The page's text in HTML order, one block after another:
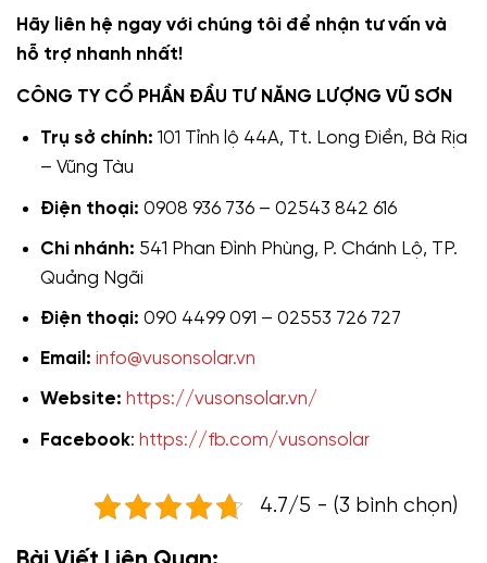
Hãy liên hệ ngay với chúng tôi để nhận tư vấn và
hỗ trợ nhanh nhất!
CÔNG TY CỔ PHẦN ĐẦU TƯ NĂNG LƯỢNG VŨ SƠN
Trụ sở chính: 101 Tỉnh lộ 44A, Tt. Long Điền, Bà Rịa
– Vũng Tàu
Điện thoại: 0908 936 736 – 02543 842 616
Chi nhánh: 541 Phan Đình Phùng, P. Chánh Lộ, TP.
Quảng Ngãi
Điện thoại: 090 4499 091 – 02553 726 727
Email: info@vusonsolar.vn
Website: https://vusonsolar.vn/
Facebook: https://fb.com/vusonsolar
4.7/5 - (3 bình chọn)